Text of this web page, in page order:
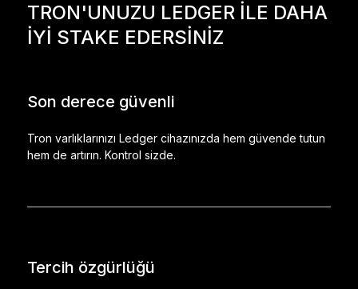
TRON'UNUZU LEDGER İLE DAHA
İYİ STAKE EDERSİNİZ
Son derece güvenli
Tron varlıklarınızı Ledger cihazınızda hem güvende tutun
hem de artırın. Kontrol sizde.
Tercih özgürlüğü